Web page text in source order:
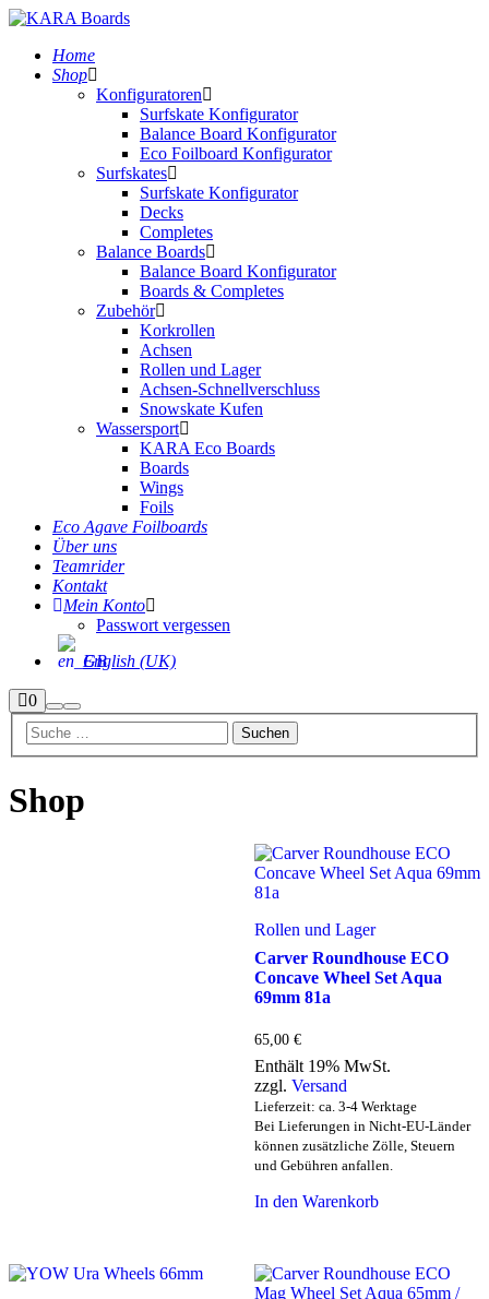
Home
Shop
Konfiguratoren
Surfskate Konfigurator
Balance Board Konfigurator
Eco Foilboard Konfigurator
Surfskates
Surfskate Konfigurator
Decks
Completes
Balance Boards
Balance Board Konfigurator
Boards & Completes
Zubehör
Korkrollen
Achsen
Rollen und Lager
Achsen-Schnellverschluss
Snowskate Kufen
Wassersport
KARA Eco Boards
Boards
Wings
Foils
Eco Agave Foilboards
Über uns
Teamrider
Kontakt
Mein Konto
Passwort vergessen
English (UK)
0Seitenleiste
ShopSuchen
Hauptmenü
Shop
Rollen und Lager
Carver Roundhouse ECO
Concave Wheel Set Aqua
69mm 81a
65,00 €
Enthält 19% MwSt.
zzgl. Versand
Lieferzeit: ca. 3-4 Werktage
Bei Lieferungen in Nicht-EU-Länder
können zusätzliche Zölle, Steuern
und Gebühren anfallen.
In den Warenkorb